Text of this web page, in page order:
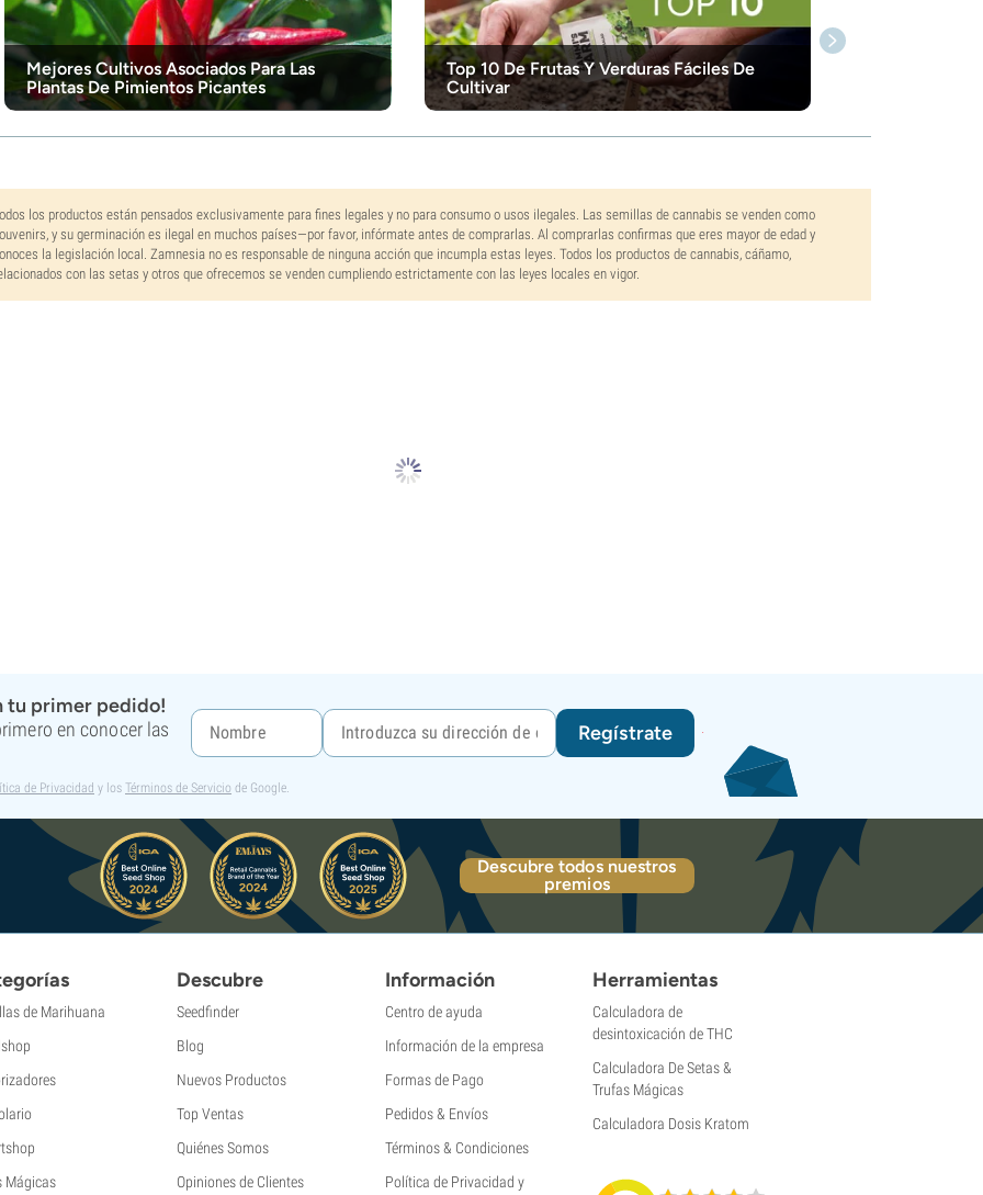
Mejores Cultivos Asociados Para Las
Plantas De Pimientos Picantes
Top 10 De Frutas Y Verduras Fáciles De
Cultivar
los productos están pensados exclusivamente para fines legales y no para consumo o usos ilegales. Las semillas de cannabis se venden como
y su germinación es ilegal en muchos países—por favor, infórmate antes de comprarlas. Al comprarlas confirmas que eres mayor de edad y
la legislación local. Zamnesia no es responsable de ninguna acción que incumpla estas leyes. Todos los productos de cannabis, cáñamo,
con las setas y otros que ofrecemos se venden cumpliendo estrictamente con las leyes locales en vigor.
tu primer pedido!
en conocer las
Regístrate
de Privacidad y los Términos de Servicio de Google.
Descubre todos nuestros
premios
de Marihuana
Mágicas
Descubre
Seedfinder
Blog
Nuevos Productos
Top Ventas
Quiénes Somos
Opiniones de Clientes
Información
Centro de ayuda
Información de la empresa
Formas de Pago
Pedidos & Envíos
Términos & Condiciones
Política de Privacidad y
Herramientas
Calculadora de
desintoxicación de THC
Calculadora De Setas &
Trufas Mágicas
Calculadora Dosis Kratom